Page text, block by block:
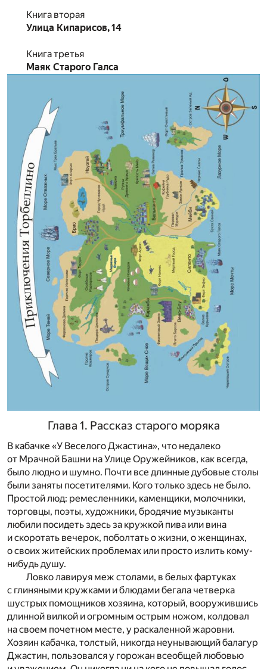
Книга вторая
Улица Кипарисов, 14
Книга третья
Маяк Старого Галса
Глава 1. Рассказ старого моряка
В кабачке «У Веселого Джастина», что недалеко
от Мрачной Башни на Улице Оружейников, как всегда,
было людно и шумно. Почти все длинные дубовые столы
были заняты посетителями. Кого только здесь не было.
Простой люд: ремесленники, каменщики, молочники,
торговцы, поэты, художники, бродячие музыканты
любили посидеть здесь за кружкой пива или вина
и скоротать вечерок, поболтать о жизни, о женщинах,
о своих житейских проблемах или просто излить кому-
нибудь душу.
Ловко лавируя меж столами, в белых фартуках
с глиняными кружками и блюдами бегала четверка
шустрых помощников хозяина, который, вооружившись
длинной вилкой и огромным острым ножом, колдовал
на своем почетном месте, у раскаленной жаровни.
Хозяин кабачка, толстый, никогда неунывающий балагур
Джастин, пользовался у горожан всеобщей любовью